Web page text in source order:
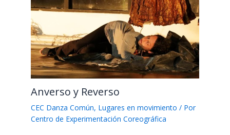
Anverso y Reverso
CEC Danza Común, Lugares en movimiento / Por
Centro de Experimentación Coreográfica